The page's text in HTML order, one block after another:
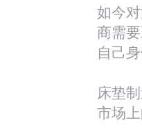
如今
商需
自己
床垫
市场